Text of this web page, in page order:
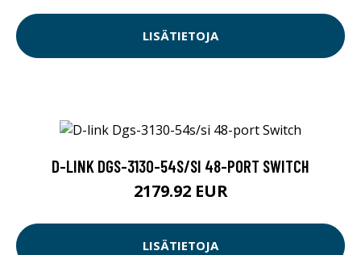
LISÄTIETOJA
D-LINK DGS-3130-54S/SI 48-PORT SWITCH
2179.92 EUR
LISÄTIETOJA